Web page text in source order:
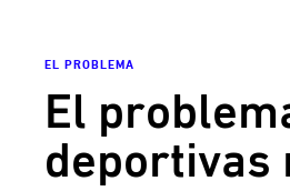
EL PROBLEMA
El
deportivas